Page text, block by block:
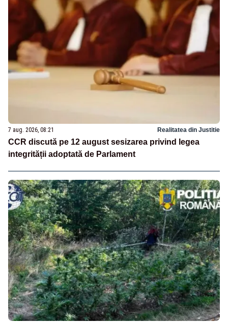
7 aug. 2026, 08:21 Realitatea din Justitie
CCR discută pe 12 august sesizarea privind legea
integrității adoptată de Parlament